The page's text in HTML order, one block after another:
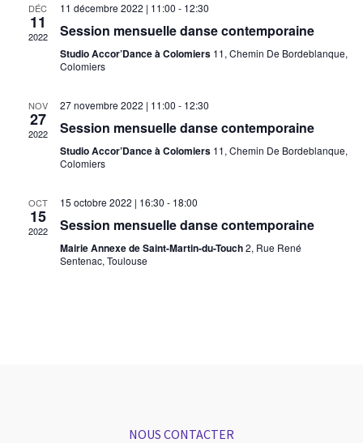
DÉC
11
2022
11 décembre 2022 | 11:00 - 12:30
Session mensuelle danse contemporaine
Studio Accor’Dance à Colomiers 11, Chemin De Bordeblanque,
Colomiers
NOV
27
2022
27 novembre 2022 | 11:00 - 12:30
Session mensuelle danse contemporaine
Studio Accor’Dance à Colomiers 11, Chemin De Bordeblanque,
Colomiers
OCT
15
2022
15 octobre 2022 | 16:30 - 18:00
Session mensuelle danse contemporaine
Mairie Annexe de Saint-Martin-du-Touch2, Rue René
Sentenac, Toulouse
NOUS CONTACTER